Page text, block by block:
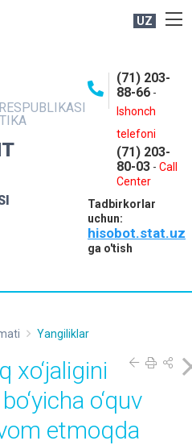
UZ
(71) 203-
88-66 -
Ishonch
telefoni
(71) 203-
80-03 - Call
Center
Tadbirkorlar
uchun:
hisobot.stat.uz
ga o'tish
XIZMATLAR
XIZMATI
Yangiliklar
xo‘jaligini
o‘quv
etmoqda